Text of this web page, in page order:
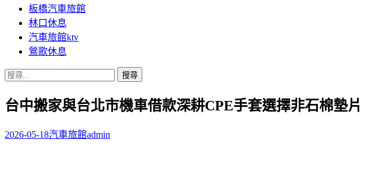
板橋汽車旅館
林口休息
汽車旅館ktv
鶯歌休息
搜
關
字:
台中搬家與台北市機車借款深耕CPE手套選擇非石棉墊片
2026-05-18汽車旅館admin